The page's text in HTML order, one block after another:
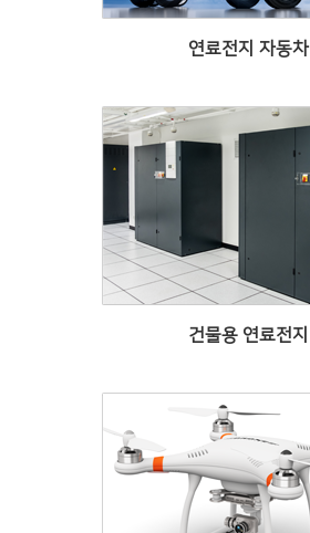
연료전지 자동차
건물용 연료전지